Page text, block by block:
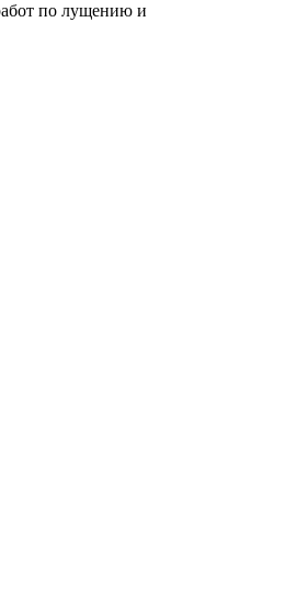
по лущению и